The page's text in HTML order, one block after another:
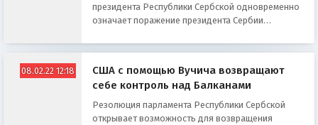
президента Республики Сербской одновременно
означает поражение президента Сербии
08.02.22 12:18
США с помощью Вучича возвращают
себе контроль над Балканами
Резолюция парламента Республики Сербской
открывает возможность для возвращения